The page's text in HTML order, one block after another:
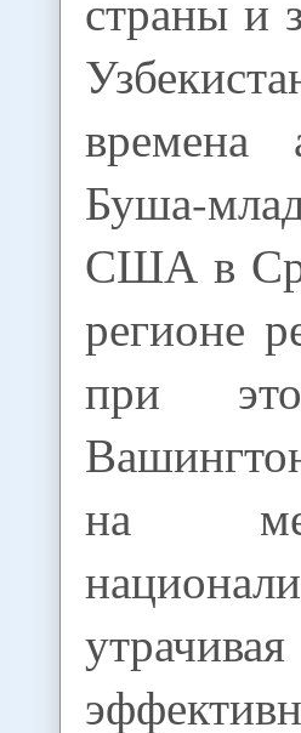
времена
Буша-
США в
регионе
при
на